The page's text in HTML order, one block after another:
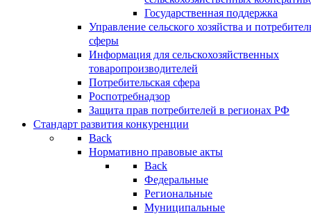
Государственная поддержка
Управление сельского хозяйства и
сферы
Информация для сельскохозяйственных
товаропроизводителей
Потребительская сфера
Роспотребнадзор
Защита прав потребителей в регионах РФ
Стандарт развития конкуренции
Back
Нормативно правовые акты
Back
Федеральные
Региональные
Муниципальные